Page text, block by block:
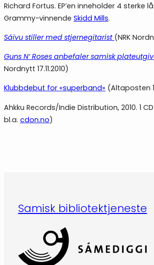
Richard Fortus. EP’en inneholder 4 sterke
Grammy-vinnende Skidd Mills.
Sáivu stiller med stjernegitarist (NRK
Guns N’ Roses anbefaler samisk
Nordnytt 17.11.2010)
Klubbdebut for «superband» (Altaposten
Ahkku Records/Indie Distribution, 2010. 1
bl.a. cdon.no)
Samisk bibliotektjeneste